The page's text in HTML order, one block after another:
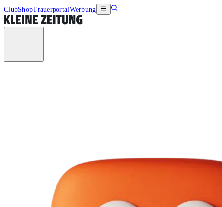
ClubShopTrauerportalWerbung